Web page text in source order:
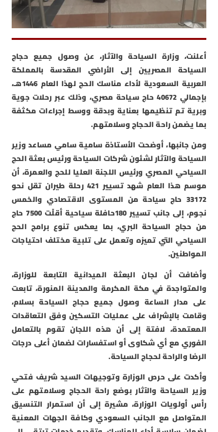
أعلنت، وزارة السياحة والآثار، عن وصول جميع حجاج
السياحة المصريين إلى الأراضي المقدسة بالمملكة
العربية السعودية لأداء مناسك الحج لهذا العام 1446هـ،
بإجمالي 40672 حاج سياحة مصري، وذلك عبر رحلات جوية
وبرية تم تنظيمها بعناية وبدقة ووسط إجراءات مكثفة
بما يضمن راحة الحجاج وسلامتهم.
ومن جانبها، أوضحت الأستاذة سامية سامي مساعد وزير
السياحة والآثار لشئون شركات السياحة ورئيس بعثة الحج
السياحي المصري ورئيس اللجنة العليا للحج والعمرة، أن
موسم هذا العام شهد تسيير 421 رحلة طيران تقل نحو
33172 حاج سياحة من المستوى الاقتصادي والخمس
نجوم، إلى جانب تسيير 180حافلة سياحية أقلّت 7500 حاج
من حجاج السياحة البري، بما يعكس تنوع برامج الحج
السياحي التي تميزه وتعمل على تلبية مختلف احتياجات
المواطنين.
وأضافت أن لجان البعثة الميدانية التابعة للوزارة،
والمتواجدة في مكة المكرمة والمدينة المنورة، تابعت
على مدار الساعة وصول جميع حجاج السياحة بسلام،
وقامت بالإشراف على عمليات التسكين وفق التعاقدات
المعتمدة، لافتة إلى أن هذه اللجان تقوم بالتعامل
الفوري مع أي شكاوى أو استفسارات لضمان أعلى درجات
الرضا والراحة لحجاج السياحة.
وأكدت على حرص الوزارة وتوجيهات السيد شريف فتحي
وزير السياحة والآثار بوضع راحة الحجاج وسلامتهم على
رأس أولويات الوزارة، مشيرة إلى أن استمرار التنسيق
المتواصل مع الجانب السعودي وكافة الجهات المعنية